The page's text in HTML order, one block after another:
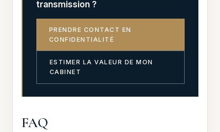
transmission ?
PRENDRE CONTACT EN
CONFIDENTIALITÉ
ESTIMER LA VALEUR DE MON
CABINET
FAQ